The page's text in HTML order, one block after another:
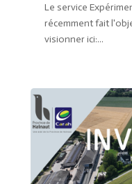
Le service
récemment fait
visionner ici:...